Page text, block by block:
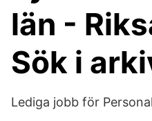
län -
Sök i
Lediga jobb för